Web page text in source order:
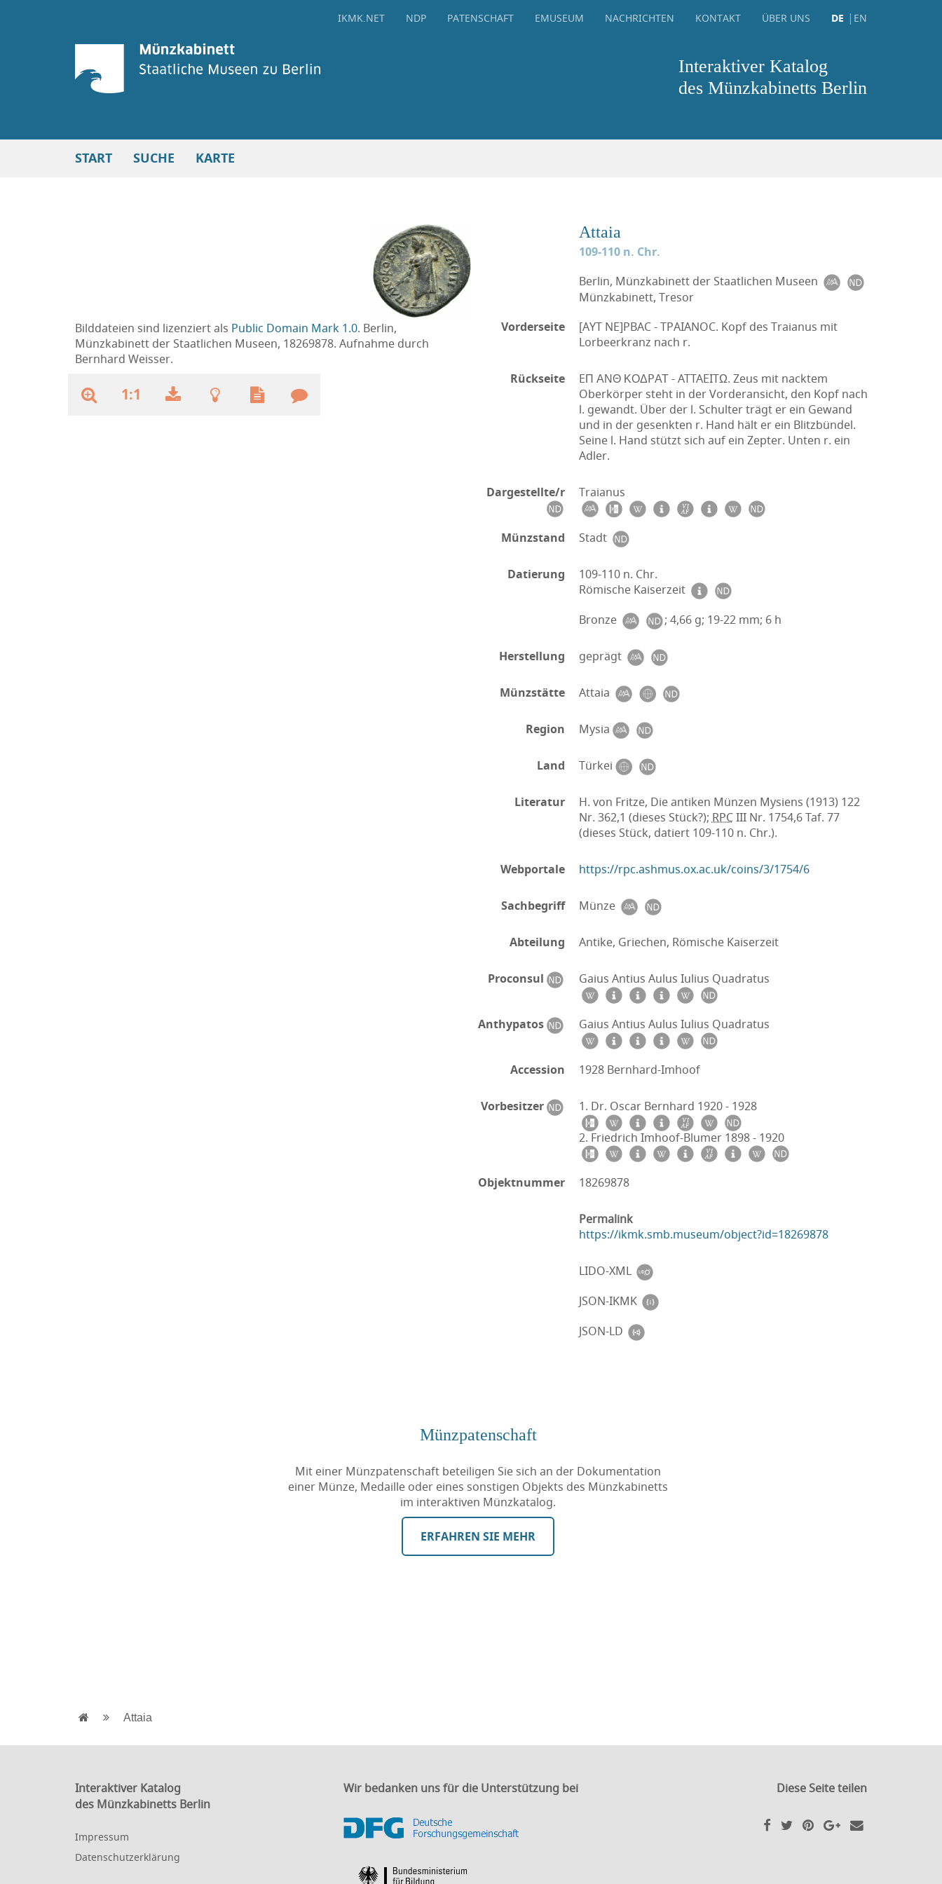
IKMK.NET NDP PATENSCHAFT EMUSEUM NACHRICHTEN KONTAKT ÜBER UNS DE EN
Interaktiver Katalog
des Münzkabinetts Berlin
START SUCHE KARTE
Bilddateien sind lizenziert als Public Domain Mark 1.0. Berlin,
Münzkabinett der Staatlichen Museen, 18269878. Aufnahme durch
Bernhard Weisser.
1:1
Attaia
109-110 n. Chr.
Berlin, Münzkabinett der Staatlichen Museen
Münzkabinett, Tresor
Vorderseite
[AYT NE]PBAC - TPAIANOC. Kopf des Traianus mit
Lorbeerkranz nach r.
Rückseite
EΠ ΑΝΘ ΚΟΔPΑΤ - ATTAEITΩ. Zeus mit nacktem
Oberkörper steht in der Vorderansicht, den Kopf nach
l. gewandt. Über der l. Schulter trägt er ein Gewand
und in der gesenkten r. Hand hält er ein Blitzbündel.
Seine l. Hand stützt sich auf ein Zepter. Unten r. ein
Adler.
Dargestellte/r Traianus
Münzstand Stadt
Datierung
109-110 n. Chr.
Römische Kaiserzeit
Bronze
; 4,66 g; 19-22 mm; 6 h
Herstellung geprägt
Münzstätte Attaia
Region Mysia
Land Türkei
Literatur
H. von Fritze, Die antiken Münzen Mysiens (1913) 122
Nr. 362,1 (dieses Stück?); RPCIII Nr. 1754,6 Taf. 77
(dieses Stück, datiert 109-110 n. Chr.).
Webportale https://rpc.ashmus.ox.ac.uk/coins/3/1754/6
Sachbegriff Münze
Abteilung Antike, Griechen, Römische Kaiserzeit
Proconsul Gaius Antius Aulus Iulius Quadratus
Anthypatos Gaius Antius Aulus Iulius Quadratus
Accession 1928 Bernhard-Imhoof
Vorbesitzer 1. Dr. Oscar Bernhard 1920 - 1928
2. Friedrich Imhoof-Blumer 1898 - 1920
Objektnummer 18269878
Permalink
https://ikmk.smb.museum/object?id=18269878
LIDO-XML
JSON-IKMK
JSON-LD
Münzpatenschaft
Mit einer Münzpatenschaft beteiligen Sie sich an der Dokumentation
einer Münze, Medaille oder eines sonstigen Objekts des Münzkabinetts
im interaktiven Münzkatalog.
ERFAHREN SIE MEHR
Attaia
Interaktiver Katalog
des Münzkabinetts Berlin
Impressum
Datenschutzerklärung
Wir bedanken uns für die Unterstützung bei Diese Seite teilen